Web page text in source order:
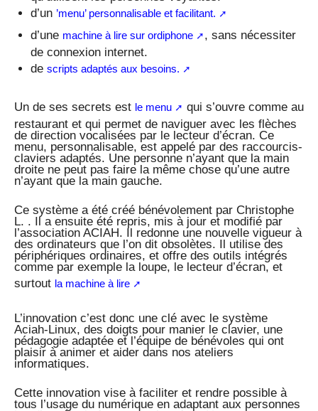
d’un ’menu’ personnalisable et facilitant.
d’une machine à lire sur ordiphone
, sans nécessiter
de connexion internet.
de scripts adaptés aux besoins.
Un de ses secrets est le menu
qui s’ouvre comme au
restaurant et qui permet de naviguer avec les flèches
de direction vocalisées par le lecteur d’écran. Ce
menu, personnalisable, est appelé par des raccourcis-
claviers adaptés. Une personne n’ayant que la main
droite ne peut pas faire la même chose qu’une autre
n’ayant que la main gauche.
Ce système a été créé bénévolement par Christophe
L. . Il a ensuite été repris, mis à jour et modifié par
l’association ACIAH. Il redonne une nouvelle vigueur à
des ordinateurs que l’on dit obsolètes. Il utilise des
périphériques ordinaires, et offre des outils intégrés
comme par exemple la loupe, le lecteur d’écran, et
surtout la machine à lire
­L’innovation c’est donc une clé avec le système
Aciah-Linux, des doigts pour manier le clavier, une
pédagogie adaptée et l’équipe de bénévoles qui ont
plaisir à animer et aider dans nos ateliers
informatiques.
Cette innovation vise à faciliter et rendre possible à
tous l’usage du numérique en adaptant aux personnes